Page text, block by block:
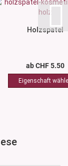
Holzspatel
ab CHF 5.50